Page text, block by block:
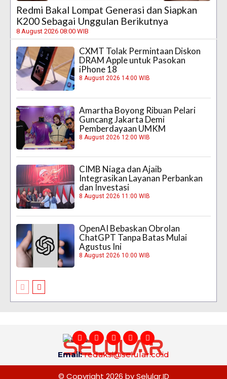
Redmi Bakal Lompat Generasi dan Siapkan
K200 Sebagai Unggulan Berikutnya
8 August 2026 08:00 WIB
CXMT Tolak Permintaan Diskon
DRAM Apple untuk Pasokan
iPhone 18
8 August 2026 14:00 WIB
Amartha Boyong Ribuan Pelari
Guncang Jakarta Demi
Pemberdayaan UMKM
8 August 2026 12:00 WIB
CIMB Niaga dan Ajaib
Integrasikan Layanan Perbankan
dan Investasi
8 August 2026 11:00 WIB
OpenAI Bebaskan Obrolan
ChatGPT Tanpa Batas Mulai
Agustus Ini
8 August 2026 10:00 WIB
Email:redaksi@selular.co.id
© Copyright 2026 by Selular.ID